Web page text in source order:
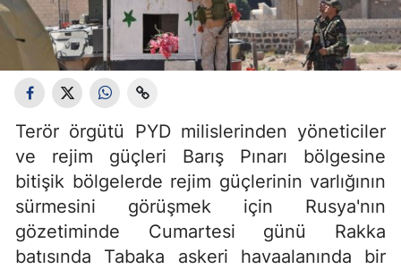
Terör örgütü PYD milislerinden yöneticiler
ve rejim güçleri Barış Pınarı bölgesine
bitişik bölgelerde rejim güçlerinin varlığının
sürmesini görüşmek için Rusya'nın
gözetiminde Cumartesi günü Rakka
batısında Tabaka askeri havaalanında bir